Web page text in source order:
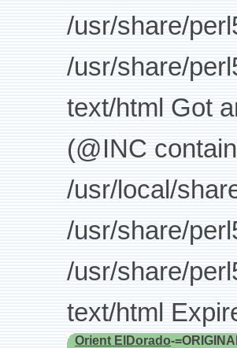
/usr/share/
/usr/share/
text/html Got
(@INC
/usr/local/
/usr/share/
/usr/share/
text/html
Orient ElDorado-